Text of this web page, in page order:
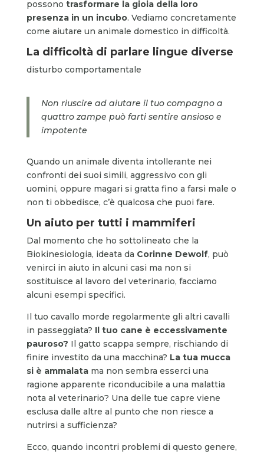
possono trasformare la gioia della loro
presenza in un incubo. Vediamo concretamente
come aiutare un animale domestico in difficoltà.
La difficoltà di parlare lingue diverse
disturbo comportamentale
Non riuscire ad aiutare il tuo compagno a
quattro zampe può farti sentire ansioso e
impotente
Quando un animale diventa intollerante nei
confronti dei suoi simili, aggressivo con gli
uomini, oppure magari si gratta fino a farsi male o
non ti obbedisce, c’è qualcosa che puoi fare.
Un aiuto per tutti i mammiferi
Dal momento che ho sottolineato che la
Biokinesiologia, ideata da Corinne Dewolf, può
venirci in aiuto in alcuni casi ma non si
sostituisce al lavoro del veterinario, facciamo
alcuni esempi specifici.
Il tuo cavallo morde regolarmente gli altri cavalli
in passeggiata? Il tuo cane è eccessivamente
pauroso? Il gatto scappa sempre, rischiando di
finire investito da una macchina? La tua mucca
si è ammalatama non sembra esserci una
ragione apparente riconducibile a una malattia
nota al veterinario? Una delle tue capre viene
esclusa dalle altre al punto che non riesce a
nutrirsi a sufficienza?
Ecco, quando incontri problemi di questo genere,